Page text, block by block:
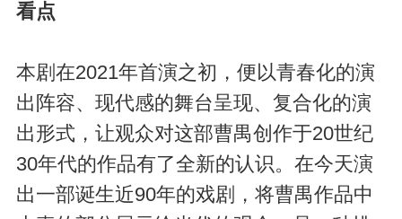
看点
本剧在2021年首演之初，便以青春化的演
出阵容、现代感的舞台呈现、复合化的演
出形式，让观众对这部曹禺创作于20世纪
30年代的作品有了全新的认识。在今天演
出一部诞生近90年的戏剧，将曹禺作品中